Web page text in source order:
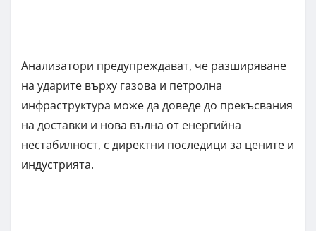
Анализатори предупреждават, че разширяване
на ударите върху газова и петролна
инфраструктура може да доведе до прекъсвания
на доставки и нова вълна от енергийна
нестабилност, с директни последици за цените и
индустрията.